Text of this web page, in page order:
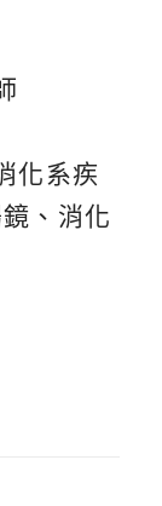
化系疾
、消化